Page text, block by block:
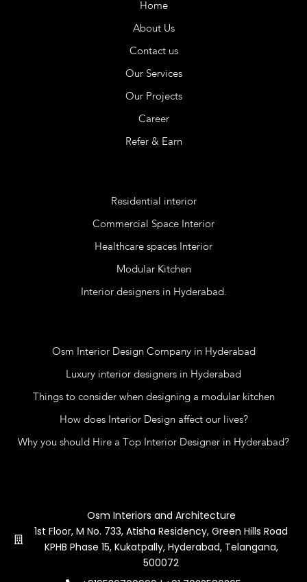
Home
About Us
Contact us
Our Services
Our Projects
Career
Refer & Earn
Residential interior
Commercial Space Interior
Healthcare spaces Interior
Modular Kitchen
Interior designers in Hyderabad.
Osm Interior Design Company in Hyderabad
Luxury interior designers in Hyderabad
Things to consider when designing a modular kitchen
How does Interior Design affect our lives?
Why you should Hire a Top Interior Designer in Hyderabad?
Osm Interiors and Architecture
1st Floor, M No. 733, Atisha Residency, Green Hills Road
KPHB Phase 15, Kukatpally, Hyderabad, Telangana,
500072